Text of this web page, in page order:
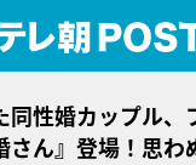
同性婚カップル、
さん』登場！思わ